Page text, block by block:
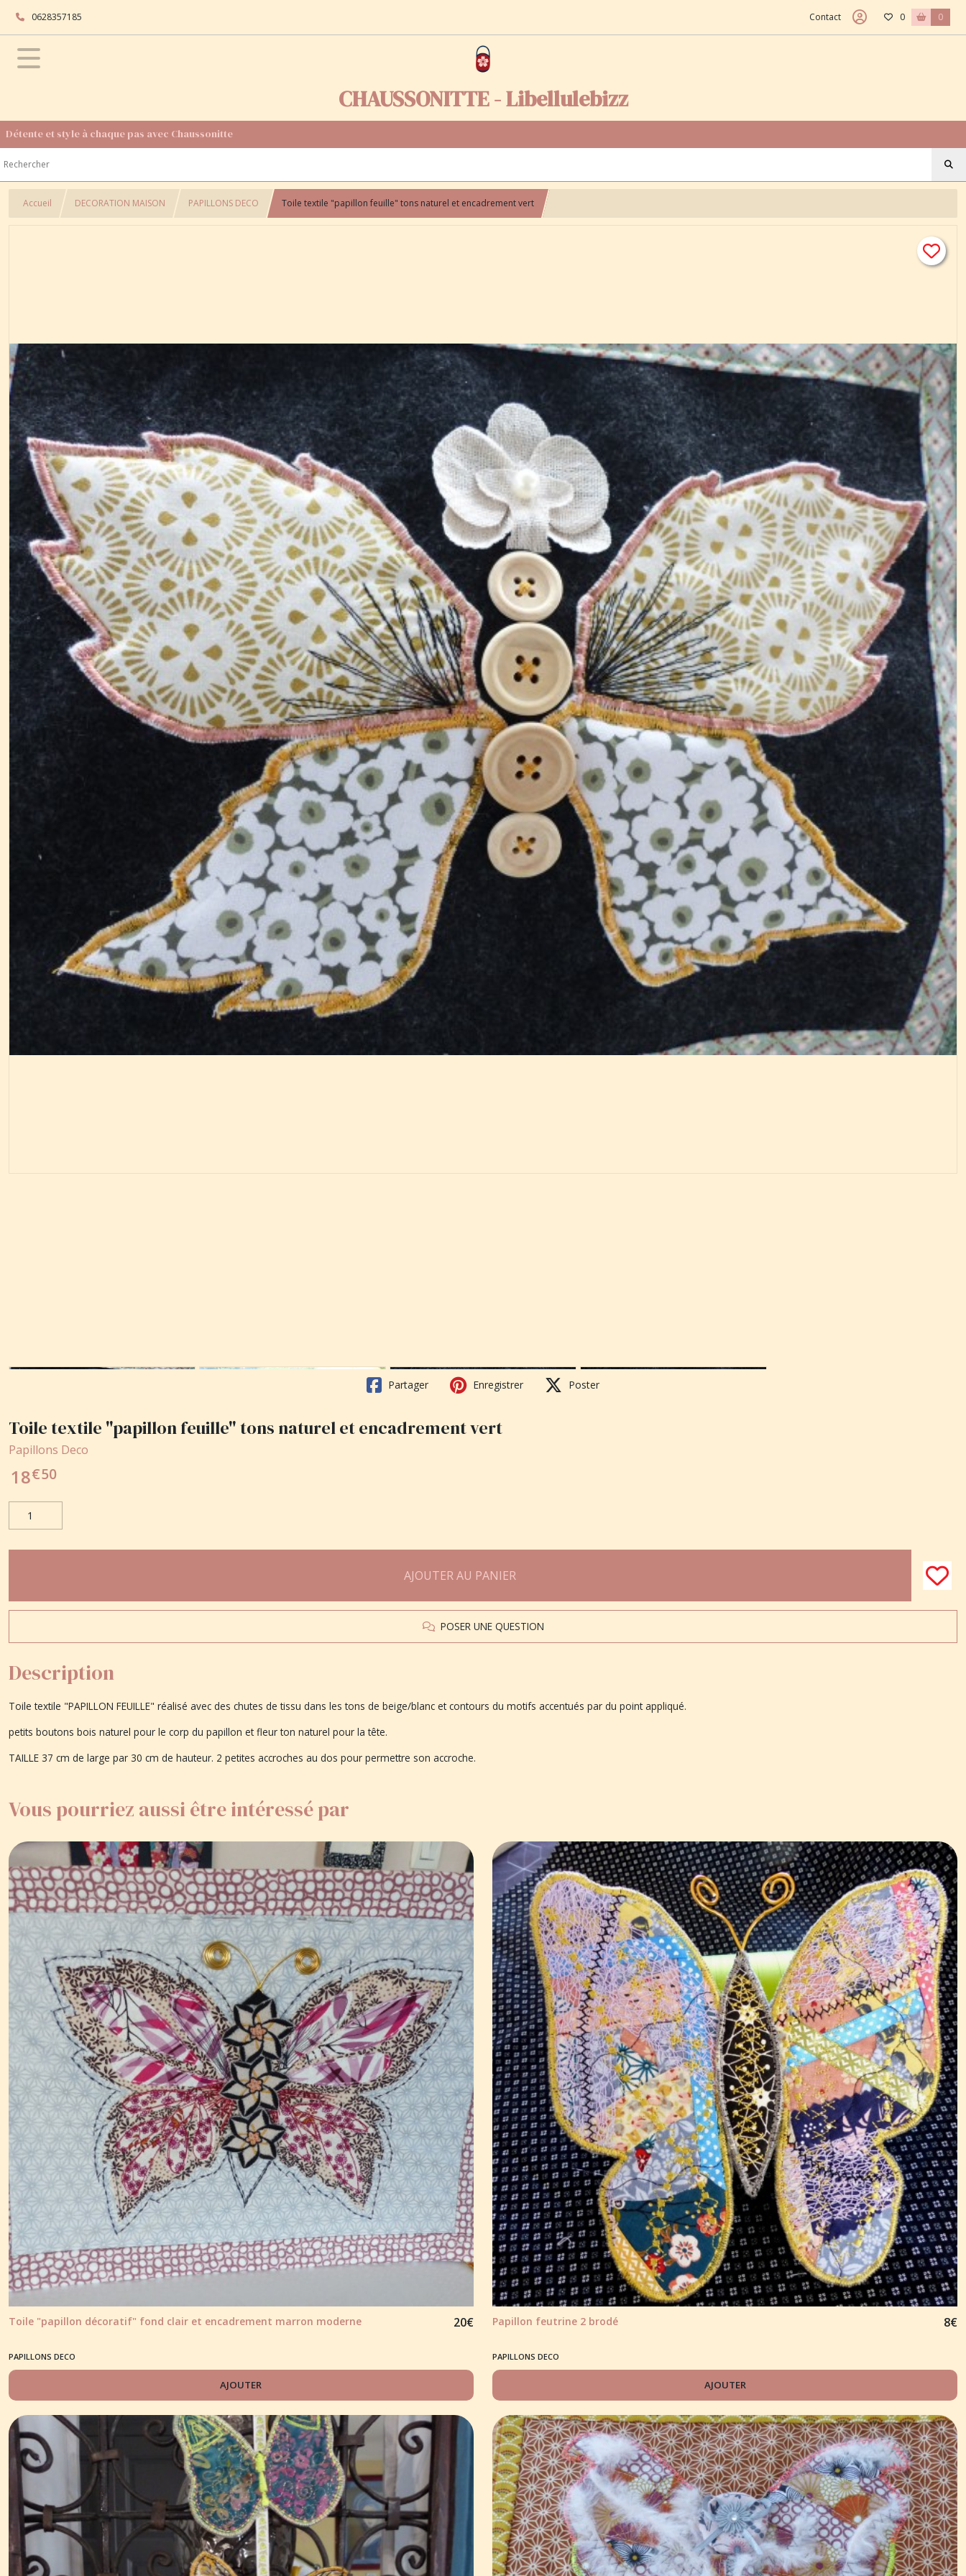
0628357185 Contact 0 0
CHAUSSONITTE - Libellulebizz
Détente et style à chaque pas avec Chaussonitte
Accueil DECORATION MAISON PAPILLONS DECO Toile textile "papillon feuille" tons naturel et encadrement vert
Partager Enregistrer Poster
Toile textile "papillon feuille" tons naturel et encadrement vert
Papillons Deco
18€50
AJOUTER AU PANIER
POSER UNE QUESTION
Description
Toile textile "PAPILLON FEUILLE" réalisé avec des chutes de tissu dans les tons de beige/blanc et contours du motifs accentués par du point appliqué.
petits boutons bois naturel pour le corp du papillon et fleur ton naturel pour la tête.
TAILLE 37 cm de large par 30 cm de hauteur. 2 petites accroches au dos pour permettre son accroche.
Vous pourriez aussi être intéressé par
Toile "papillon décoratif" fond clair et encadrement marron moderne 20€
PAPILLONS DECO
AJOUTER
Papillon feutrine 2 brodé 8€
PAPILLONS DECO
AJOUTER